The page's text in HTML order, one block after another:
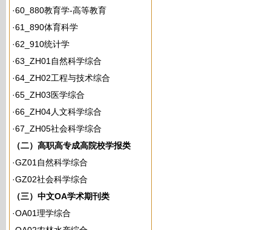
·60_880教育学-高等教育
·61_890体育科学
·62_910统计学
·63_ZH01自然科学综合
·64_ZH02工程与技术综合
·65_ZH03医学综合
·66_ZH04人文科学综合
·67_ZH05社会科学综合
（二）高职高专成高院校学报类
·GZ01自然科学综合
·GZ02社会科学综合
（三）中文OA学术期刊类
·OA01理学综合